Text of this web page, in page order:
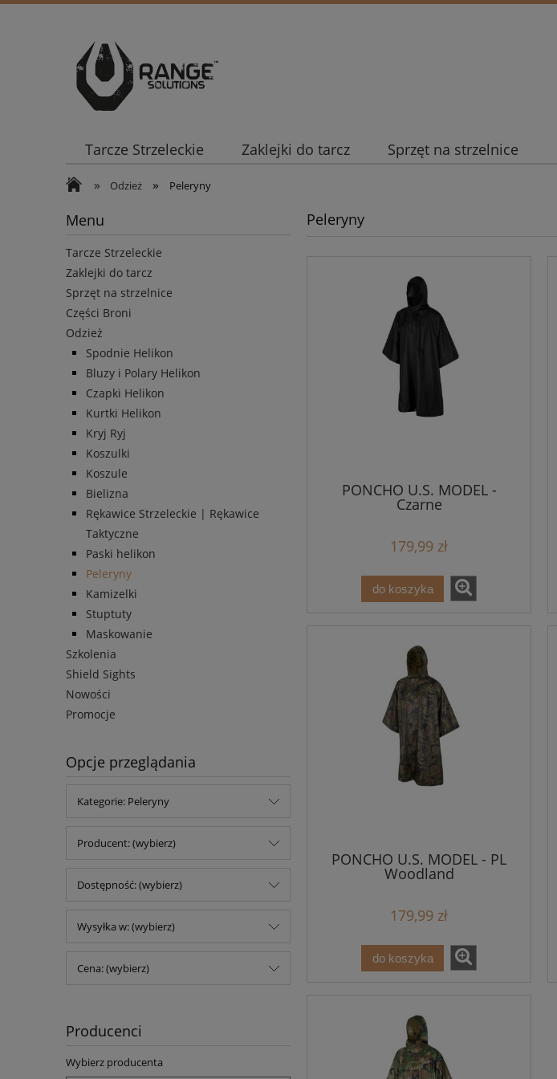
Tarcze Strzeleckie Zaklejki do tarcz Sprzęt na strzelnice
» Odzież » Peleryny
Menu
Tarcze Strzeleckie
Zaklejki do tarcz
Sprzęt na strzelnice
Części Broni
Odzież
Spodnie Helikon
Bluzy i Polary Helikon
Czapki Helikon
Kurtki Helikon
Kryj Ryj
Koszulki
Koszule
Bielizna
Rękawice Strzeleckie | Rękawice
Taktyczne
Paski helikon
Peleryny
Kamizelki
Stuptuty
Maskowanie
Szkolenia
Shield Sights
Nowości
Promocje
Opcje przeglądania
Kategorie: Peleryny
Producent: (wybierz)
Dostępność: (wybierz)
Wysyłka w: (wybierz)
Cena: (wybierz)
Producenci
Wybierz producenta
Peleryny
PONCHO U.S. MODEL -
Czarne
179,99 zł
do koszyka
PONCHO U.S. MODEL - PL
Woodland
179,99 zł
do koszyka